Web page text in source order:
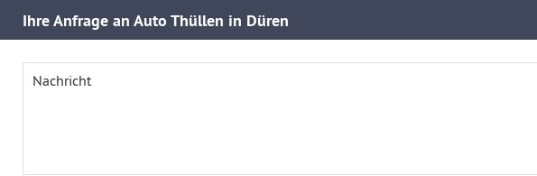
IhreAnfrage an Auto Thüllen in Düren
Nachricht